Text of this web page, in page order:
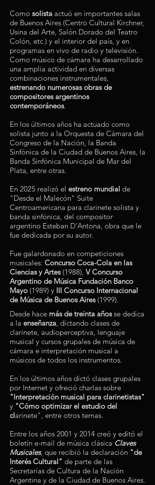
Como solista actuó en importantes salas
de Buenos Aires (Centro Cultural Kirchner,
Usina del Arte, Salón Dorado del Teatro
Colón, etc.) y el interior del país, y en
programas en vivo de radio y televisión.
Como músico de cámara ha desarrollado
una amplia actividad en diversas
combinaciones instrumentales,
estrenando numerosas obras de
compositores argentinos
contemporáneos.
En los últimos años ha actuado como
solista junto a la Orquesta de Cámara del
Congreso de la Nación, la Banda
Sinfónica de la Ciudad de Buenos Aires, la
Banda Sinfónica Municipal de Mar del
Plata, entre otras.
En 2025 realizó el estreno mundial de
"Desde el Malecón" Suite
Centroamericana para clarinete solista y
banda sinfónica, del compositor
argentino Esteban D'Antona, obra que le
fue dedicada por su autor.
Fue galardonado en competiciones
musicales: Concurso Coca-Cola en las
Ciencias y Artes(1988), V Concurso
Argentino de Música Fundación Banco
Mayo (1989) y III Concurso Internacional
de Música de Buenos Aires(1999).
Desde hace más de treinta añosse dedica
a la enseñanza, dictando clases de
clarinete, audioperceptiva, lenguaje
musical y cursos grupales de música de
cámara e interpretación musical a
músicos de todos los instrumentos.
En los últimos años dictó clases grupales
por Internet y ofreció charlas sobre
"Interpretación musical para clarinetistas"
y "Cómo optimizar el estudio del
clarinete", entre otros temas.
Entre los años 2001 y 2014 creó y editó el
boletín e-mail de música clásica Claves
Musicales, que recibió la declaración "de
Interés Cultural" de parte de las
Secretarías de Cultura de la Nación
Argentina y de la Ciudad de Buenos Aires.